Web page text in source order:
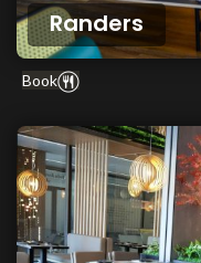
Randers
Book